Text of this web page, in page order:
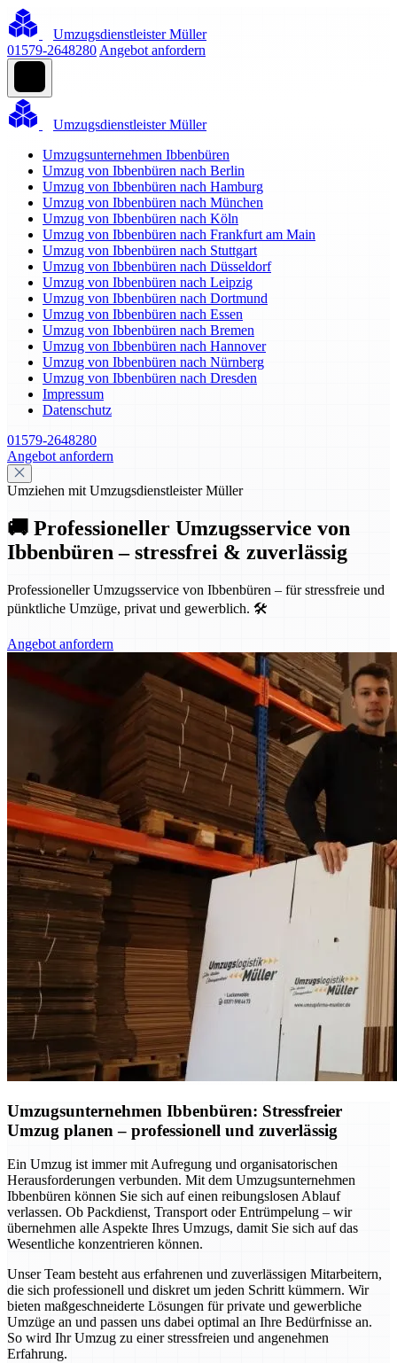
Umzugsdienstleister Müller
01579-2648280 Angebot anfordern
Umzugsdienstleister Müller
Umzugsunternehmen Ibbenbüren
Umzug von Ibbenbüren nach Berlin
Umzug von Ibbenbüren nach Hamburg
Umzug von Ibbenbüren nach München
Umzug von Ibbenbüren nach Köln
Umzug von Ibbenbüren nach Frankfurt am Main
Umzug von Ibbenbüren nach Stuttgart
Umzug von Ibbenbüren nach Düsseldorf
Umzug von Ibbenbüren nach Leipzig
Umzug von Ibbenbüren nach Dortmund
Umzug von Ibbenbüren nach Essen
Umzug von Ibbenbüren nach Bremen
Umzug von Ibbenbüren nach Hannover
Umzug von Ibbenbüren nach Nürnberg
Umzug von Ibbenbüren nach Dresden
Impressum
Datenschutz
01579-2648280
Angebot anfordern
Umziehen mit Umzugsdienstleister Müller
🚚 Professioneller Umzugsservice von
Ibbenbüren – stressfrei & zuverlässig
Professioneller Umzugsservice von Ibbenbüren – für stressfreie und
pünktliche Umzüge, privat und gewerblich. 🛠️
Angebot anfordern
Umzugsunternehmen Ibbenbüren: Stressfreier
Umzug planen – professionell und zuverlässig
Ein Umzug ist immer mit Aufregung und organisatorischen
Herausforderungen verbunden. Mit dem Umzugsunternehmen
Ibbenbüren können Sie sich auf einen reibungslosen Ablauf
verlassen. Ob Packdienst, Transport oder Entrümpelung – wir
übernehmen alle Aspekte Ihres Umzugs, damit Sie sich auf das
Wesentliche konzentrieren können.
Unser Team besteht aus erfahrenen und zuverlässigen Mitarbeitern,
die sich professionell und diskret um jeden Schritt kümmern. Wir
bieten maßgeschneiderte Lösungen für private und gewerbliche
Umzüge an und passen uns dabei optimal an Ihre Bedürfnisse an.
So wird Ihr Umzug zu einer stressfreien und angenehmen
Erfahrung.